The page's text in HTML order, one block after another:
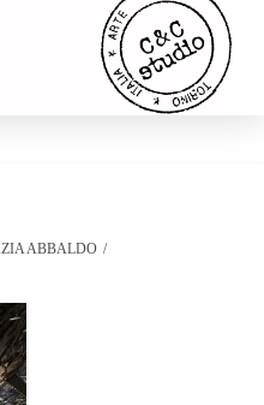
ABBALDO